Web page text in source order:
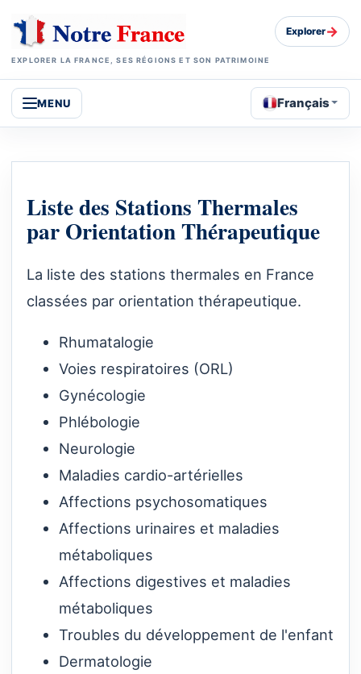
EXPLORER LA FRANCE, SES RÉGIONS ET SON PATRIMOINE
Explorer→
MENU Français
Liste des Stations Thermales
par Orientation Thérapeutique
La liste des stations thermales en France
classées par orientation thérapeutique.
Rhumatalogie
Voies respiratoires (ORL)
Gynécologie
Phlébologie
Neurologie
Maladies cardio-artérielles
Affections psychosomatiques
Affections urinaires et maladies
métaboliques
Affections digestives et maladies
métaboliques
Troubles du développement de l'enfant
Dermatologie